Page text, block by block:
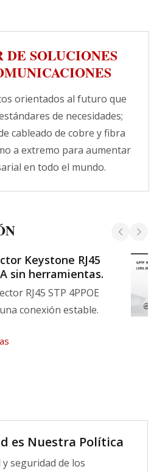
de 50 micrones para
puede conectar
de equipos de manera
puede soportar cualquier
que cumpla con los
diversas estructuras de
ofrece productos y servicios
favor contacte a nuestros
más información.
DE SOLUCIONES
orientados al futuro que
de necesidades;
cableado de cobre y fibra
a extremo para aumentar
en todo el mundo.
Keystone RJ45
sin herramientas.
RJ45 STP 4PPOE
conexión estable.
es Nuestra Política
seguridad de los